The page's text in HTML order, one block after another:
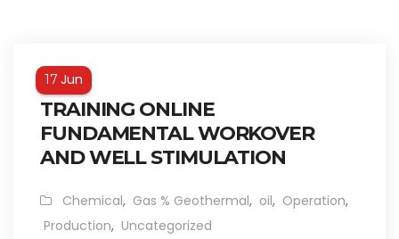
17Jun
TRAINING ONLINE
FUNDAMENTAL WORKOVER
AND WELL STIMULATION
Chemical, Gas % Geothermal, oil, Operation,
Production, Uncategorized